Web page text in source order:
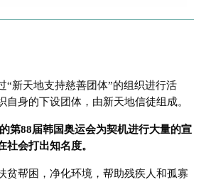
“新天地支持慈善团体”的组织进行活
自身的下设团体，由新天地信徒组成。
第88届韩国奥运会为契机进行大量的宣
社会打出知名度。
贫帮困，净化环境，帮助残疾人和孤寡